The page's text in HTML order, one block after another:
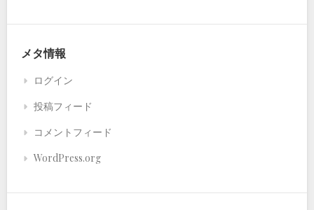
メタ情報
ログイン
投稿フィード
コメントフィード
WordPress.org